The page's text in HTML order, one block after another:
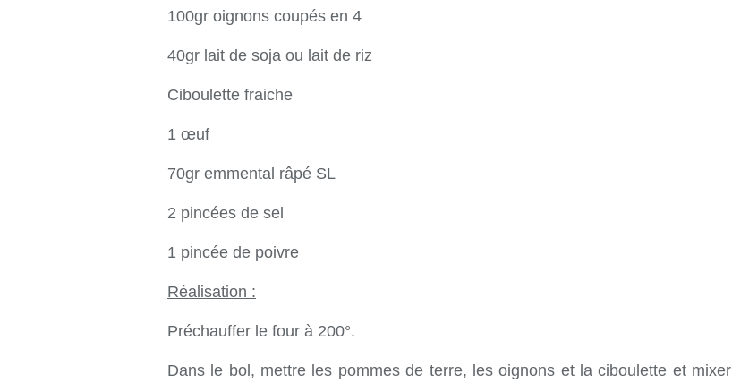
100gr oignons coupés en 4
40gr lait de soja ou lait de riz
Ciboulette fraiche
1 œuf
70gr emmental râpé SL
2 pincées de sel
1 pincée de poivre
Réalisation :
Préchauffer le four à 200°.
Dans le bol, mettre les pommes de terre, les oignons et la ciboulette et mixer